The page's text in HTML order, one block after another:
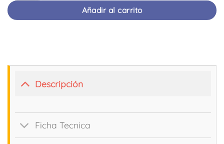
Añadir al carrito
Descripción
Ficha Tecnica